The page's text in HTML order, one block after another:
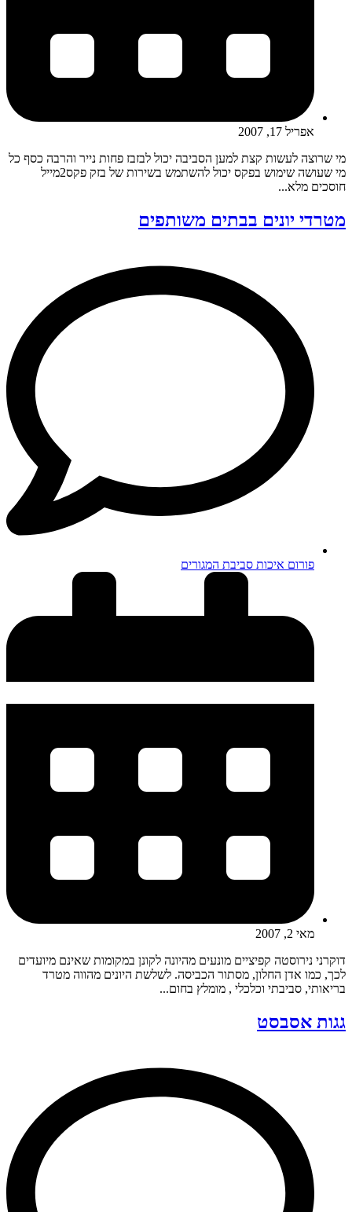
אפריל 17, 2007
מי שרוצה לעשות קצת למען הסביבה יכול לבזבז פחות נייר והרבה כסף כל
מי שעושה שימוש בפקס יכול להשתמש בשירות של בזק פקס2מייל
חוסכים מלא...
מטרדי יונים בבתים משותפים
פורום איכות סביבת המגורים
מאי 2, 2007
דוקרני נירוסטה קפיציים מונעים מהיונה לקונן במקומות שאינם מיועדים
לכך, כמו אדן החלון, מסתור הכביסה. לשלשת היונים מהווה מטרד
בריאותי, סביבתי וכלכלי , מומלץ בחום...
גגות אסבסט